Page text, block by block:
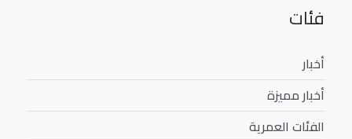
فئات
أخبار
أخبار مميزة
الفئات العمرية